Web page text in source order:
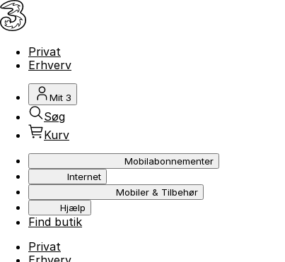
Privat
Erhverv
Mit 3
Søg
Kurv
Mobilabonnementer
Internet
Mobiler & Tilbehør
Hjælp
Find butik
Privat